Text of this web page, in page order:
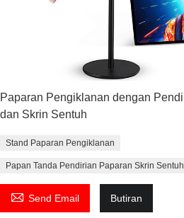
Paparan Pengiklanan dengan
dan Skrin Sentuh
Stand Paparan Pengiklanan
Papan Tanda Pendirian Paparan Skrin Sentuh
 Send Email Butiran